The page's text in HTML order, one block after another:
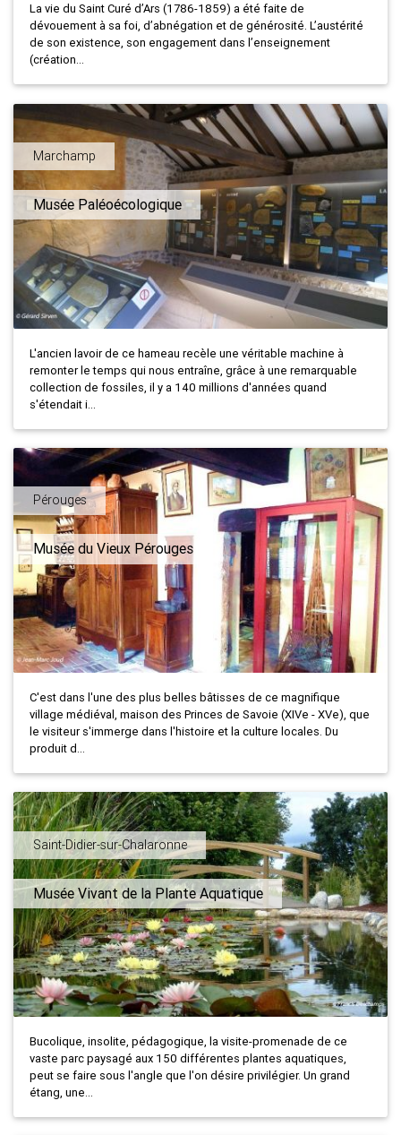
La vie du Saint Curé d’Ars (1786-1859) a été faite de
dévouement à sa foi, d’abnégation et de générosité. L’austérité
de son existence, son engagement dans l’enseignement
(création...
Marchamp
Musée Paléoécologique
L'ancien lavoir de ce hameau recèle une véritable machine à
remonter le temps qui nous entraîne, grâce à une remarquable
collection de fossiles, il y a 140 millions d'années quand
s'étendait i...
Pérouges
Musée du Vieux Pérouges
C'est dans l'une des plus belles bâtisses de ce magnifique
village médiéval, maison des Princes de Savoie (XIVe - XVe), que
le visiteur s'immerge dans l'histoire et la culture locales. Du
produit d...
Saint-Didier-sur-Chalaronne
Musée Vivant de la Plante Aquatique
Bucolique, insolite, pédagogique, la visite-promenade de ce
vaste parc paysagé aux 150 différentes plantes aquatiques,
peut se faire sous l'angle que l'on désire privilégier. Un grand
étang, une...